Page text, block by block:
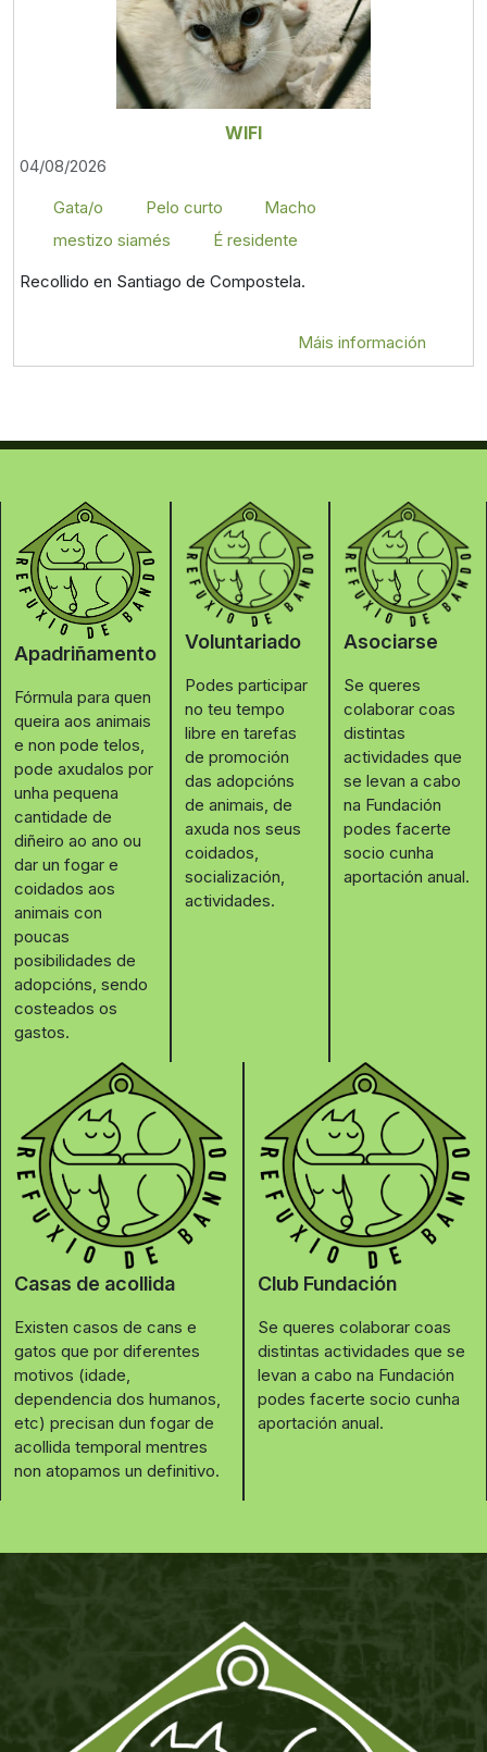
WIFI
04/08/2026
Gata/o
Pelo curto
Macho
mestizo siamés
É residente
Recollido en Santiago de Compostela.
Máis información
Apadriñamento
Fórmula para quen
queira aos animais
e non pode telos,
pode axudalos por
unha pequena
cantidade de
diñeiro ao ano ou
dar un fogar e
coidados aos
animais con
poucas
posibilidades de
adopcións, sendo
costeados os
gastos.
Voluntariado
Podes participar
no teu tempo
libre en tarefas
de promoción
das adopcións
de animais, de
axuda nos seus
coidados,
socialización,
actividades.
Asociarse
Se queres
colaborar coas
distintas
actividades que
se levan a cabo
na Fundación
podes facerte
socio cunha
aportación anual.
Casas de acollida
Existen casos de cans e
gatos que por diferentes
motivos (idade,
dependencia dos humanos,
etc) precisan dun fogar de
acollida temporal mentres
non atopamos un definitivo.
Club Fundación
Se queres colaborar coas
distintas actividades que se
levan a cabo na Fundación
podes facerte socio cunha
aportación anual.